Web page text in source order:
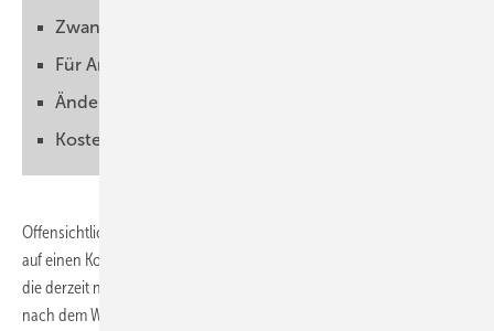
Zwangsbegrenzung schnell beenden
Für Anlagen mit Speicher kaum Änderungen
Änderungen zügig umsetzen
Kosten für Smart Meter werden angepasst
Offensichtlich haben sich SPD, B90/Grüne und die Unionsparteien
auf einen Kompromiss zu den Änderungen des Energierechts geeinigt,
die derzeit noch anstehen. Wichtig für die Solarwirtschaft ist die Frage
nach dem Wegfall der Einspeisevergütung bei negativen